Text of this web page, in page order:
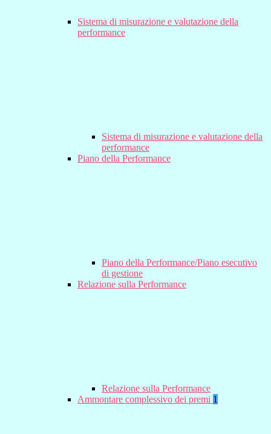
Sistema di misurazione e valutazione della
performance
Sistema di misurazione e valutazione della
performance
Piano della Performance
Piano della Performance/Piano esecutivo
di gestione
Relazione sulla Performance
Relazione sulla Performance
Ammontare complessivo dei premi 1